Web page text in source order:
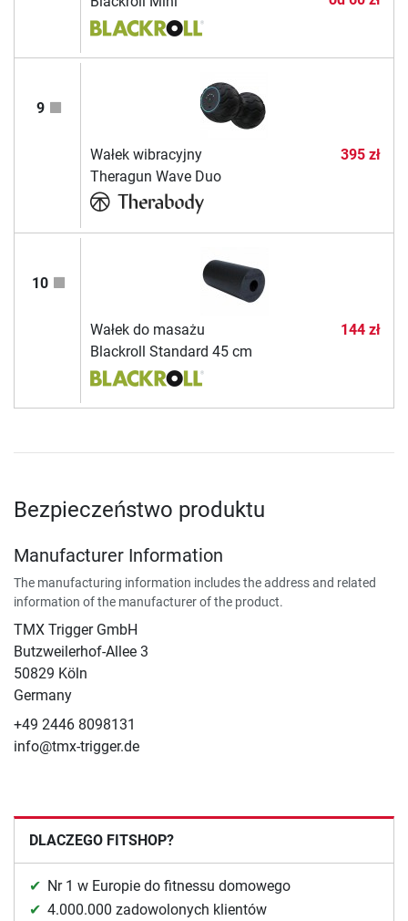
9
Wałek wibracyjny
Theragun Wave Duo
395 zł
10
Wałek do masażu
Blackroll Standard 45 cm
144 zł
Bezpieczeństwo produktu
Manufacturer Information
The manufacturing information includes the address and related
information of the manufacturer of the product.
TMX Trigger GmbH
Butzweilerhof-Allee 3
50829 Köln
Germany
+49 2446 8098131
info@tmx-trigger.de
DLACZEGO FITSHOP?
Nr 1 w Europie do fitnessu domowego
4.000.000 zadowolonych klientów